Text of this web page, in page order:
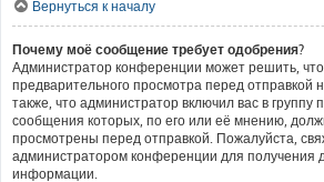
Вернуться к началу
Почему моё сообщение требует одобрения?
Администратор конференции может решить,
предварительного просмотра перед
также, что администратор включил вас в группу
сообщения которых, по его или её мнению,
просмотрены перед отправкой. Пожалуйста,
администратором конференции для получения
информации.